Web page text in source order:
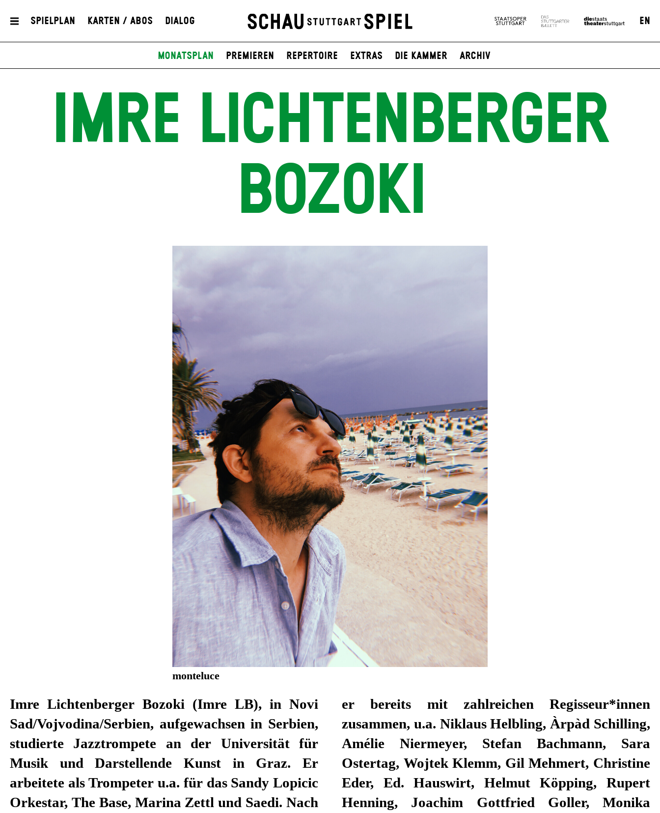
Spielplan Karten / Abos Dialog EN
Monatsplan Premieren Repertoire Extras Die Kammer Archiv
IMRE LICHTENBERGER
BOZOKI
monteluce
Imre Lichtenberger Bozoki (Imre LB), in Novi
Sad/Vojvodina/Serbien, aufgewachsen in Serbien,
studierte Jazztrompete an der Universität für
Musik und Darstellende Kunst in Graz. Er
arbeitete als Trompeter u.a. für das Sandy Lopicic
Orkestar, The Base, Marina Zettl und Saedi. Nach
er bereits mit zahlreichen Regisseur*innen
zusammen, u.a. Niklaus Helbling, Àrpàd Schilling,
Amélie Niermeyer, Stefan Bachmann, Sara
Ostertag, Wojtek Klemm, Gil Mehmert, Christine
Eder, Ed. Hauswirt, Helmut Köpping, Rupert
Henning, Joachim Gottfried Goller, Monika